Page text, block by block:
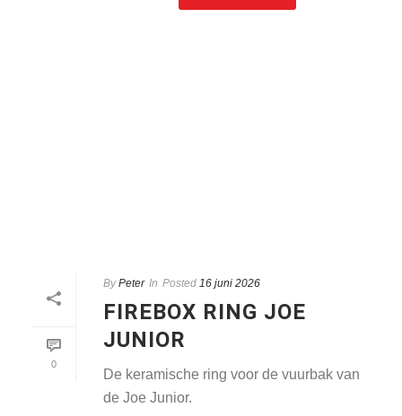
0
By Peter In Posted 16 juni 2026
FIREBOX RING JOE
JUNIOR
De keramische ring voor de vuurbak van
de Joe Junior.